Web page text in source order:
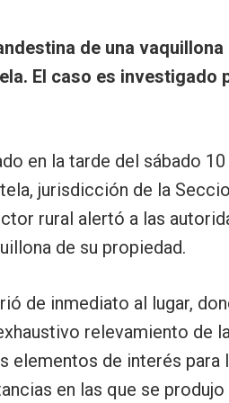
de una vaquillona
El caso es investigado
en la tarde del sábado
jurisdicción de la
rural alertó a las
de su propiedad.
de inmediato al lugar,
relevamiento de
de interés para
en las que se produjo